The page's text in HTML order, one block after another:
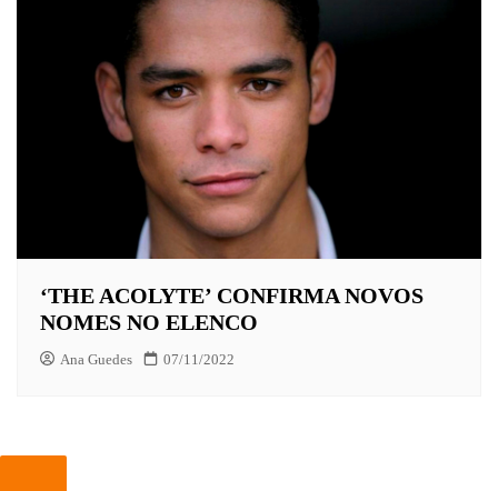
‘THE ACOLYTE’ CONFIRMA NOVOS
NOMES NO ELENCO
Ana Guedes 07/11/2022